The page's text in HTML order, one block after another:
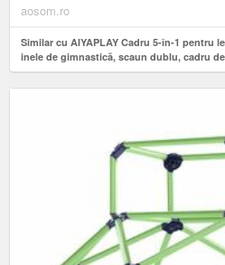
aosom.ro
Similar cu AIYAPLAY Cadru 5-în-1 pentru
inele de gimnastică, scaun dublu, cadru
440x175x203 cm | Aosom Romania